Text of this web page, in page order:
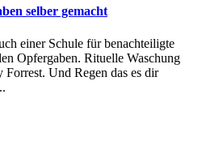
selber gemacht
einer Schule für benachteiligte
Opfergaben. Rituelle Waschung
Und Regen das es dir